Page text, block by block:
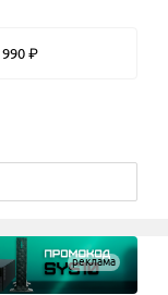
990 ₽
реклама